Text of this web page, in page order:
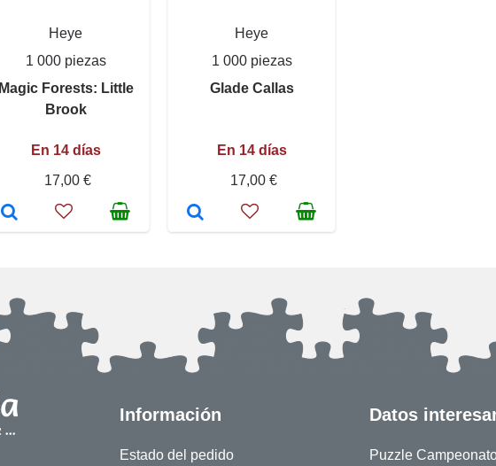
Heye
1 000 piezas
Magic Forests: Little
Brook
En 14 días
17,00 €
Heye
1 000 piezas
Glade Callas
En 14 días
17,00 €
Información
Estado del pedido
Datos
Puzzle